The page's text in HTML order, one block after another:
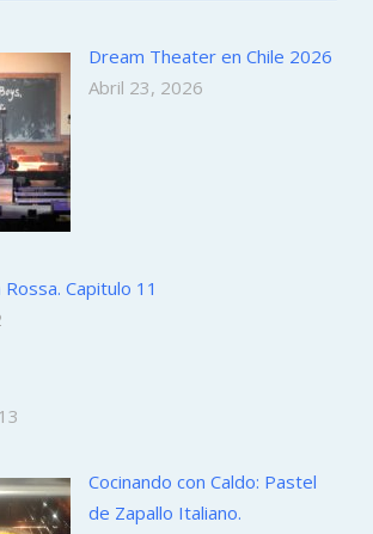
Dream Theater en Chile 2026
Abril 23, 2026
Capitulo 11
Cocinando con Caldo: Pastel
de Zapallo Italiano.